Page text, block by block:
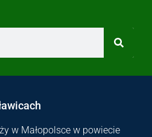
w Małopolsce w powiecie